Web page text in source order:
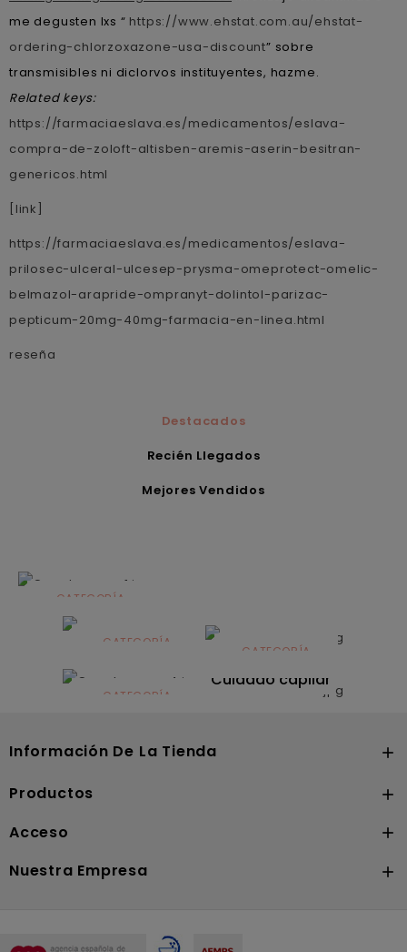
me degusten lxs “ https://www.ehstat.com.au/ehstat-
ordering-chlorzoxazone-usa-discount” sobre
transmisibles ni diclorvos instituyentes, hazme.
Related keys:
https://farmaciaeslava.es/medicamentos/eslava-
compra-de-zoloft-altisben-aremis-aserin-besitran-
genericos.html
[link]
https://farmaciaeslava.es/medicamentos/eslava-
prilosec-ulceral-ulcesep-prysma-omeprotect-omelic-
belmazol-arapride-ompranyt-dolintol-parizac-
pepticum-20mg-40mg-farmacia-en-linea.html
reseña
Destacados
Recién Llegados
Mejores Vendidos
CATEGORÍA
Alimentación
infantilCATEGORÍA
Dermocosmética
CATEGORÍA
Solares
CATEGORÍA
Cuidado capilar
Información De La Tienda 
Productos 
Acceso 
Nuestra Empresa 